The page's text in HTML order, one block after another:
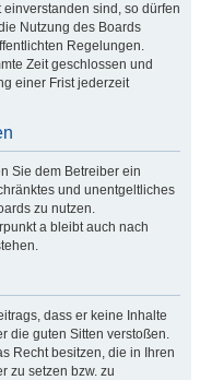
sind, so dürfen
Nutzung des Boards
Regelungen.
Zeit geschlossen und
einer Frist jederzeit
Sie dem Betreiber ein
und unentgeltliches
zu nutzen.
a bleibt auch nach
dass er keine Inhalte
die guten Sitten verstoßen.
Recht besitzen, die in Ihren
zu setzen bzw. zu